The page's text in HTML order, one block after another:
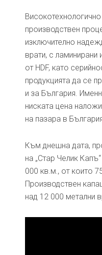
производствен
изключително
врати, с ламинирани
от HDF, като
продукцията да се
и за България.
ниската цена
на пазара в
Към днешна дата,
на „Стар Челик
000 кв.м., от които
Производствен
над 12 000 метални